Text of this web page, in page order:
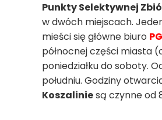
Punkty Selektywnej
w dwóch miejscach.
mieści się główne biuro
północnej części miasta
poniedziałku do soboty.
południu. Godziny
Koszaliniesą czynne od